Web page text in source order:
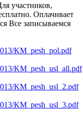
участников,
Оплачивает
Все записываемся
KM_pesh_pol.pdf
KM_pesh_usl_all.pdf
KM_pesh_usl_2.pdf
KM_pesh_usl_3.pdf